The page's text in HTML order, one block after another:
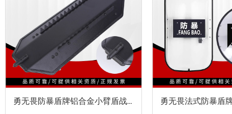
勇无畏防暴盾牌铝合金小臂盾战术防身多功能手臂防暴安保防护装备